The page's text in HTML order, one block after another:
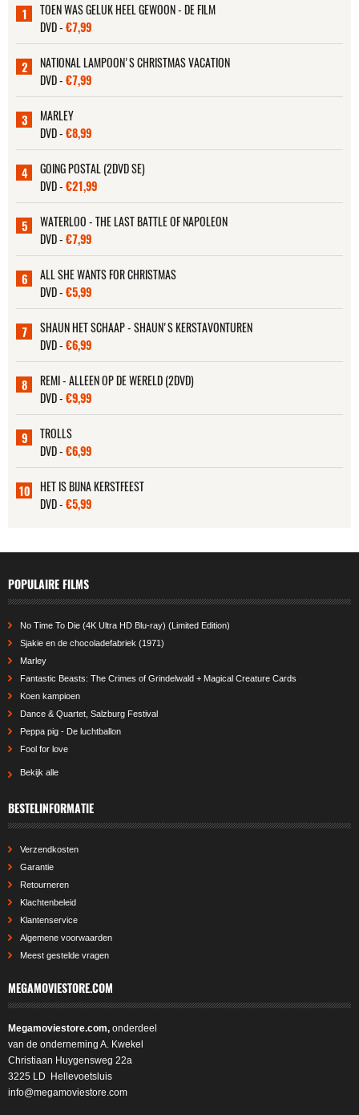
1
TOEN WAS GELUK HEEL GEWOON - DE FILM
DVD -€7,99
2
NATIONAL LAMPOON'S CHRISTMAS VACATION
DVD -€7,99
3
MARLEY
DVD -€8,99
4
GOING POSTAL (2DVD SE)
DVD -€21,99
5
WATERLOO - THE LAST BATTLE OF NAPOLEON
DVD -€7,99
6
ALL SHE WANTS FOR CHRISTMAS
DVD -€5,99
7
SHAUN HET SCHAAP - SHAUN'S KERSTAVONTUREN
DVD -€6,99
8
REMI - ALLEEN OP DE WERELD (2DVD)
DVD -€9,99
9
TROLLS
DVD -€6,99
10
HET IS BIJNA KERSTFEEST
DVD -€5,99
POPULAIRE FILMS
No Time To Die (4K Ultra HD Blu-ray) (Limited Edition)
Sjakie en de chocoladefabriek (1971)
Marley
Fantastic Beasts: The Crimes of Grindelwald + Magical Creature Cards
Koen kampioen
Dance & Quartet, Salzburg Festival
Peppa pig - De luchtballon
Fool for love
Bekijk alle
BESTELINFORMATIE
Verzendkosten
Garantie
Retourneren
Klachtenbeleid
Klantenservice
Algemene voorwaarden
Meest gestelde vragen
MEGAMOVIESTORE.COM
Megamoviestore.com, onderdeel
van de onderneming A. Kwekel
Christiaan Huygensweg 22a
3225 LD Hellevoetsluis
info@megamoviestore.com